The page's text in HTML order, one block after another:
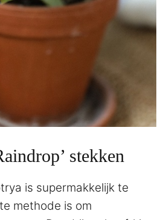
stekken
is supermakkelijk te
methode is om